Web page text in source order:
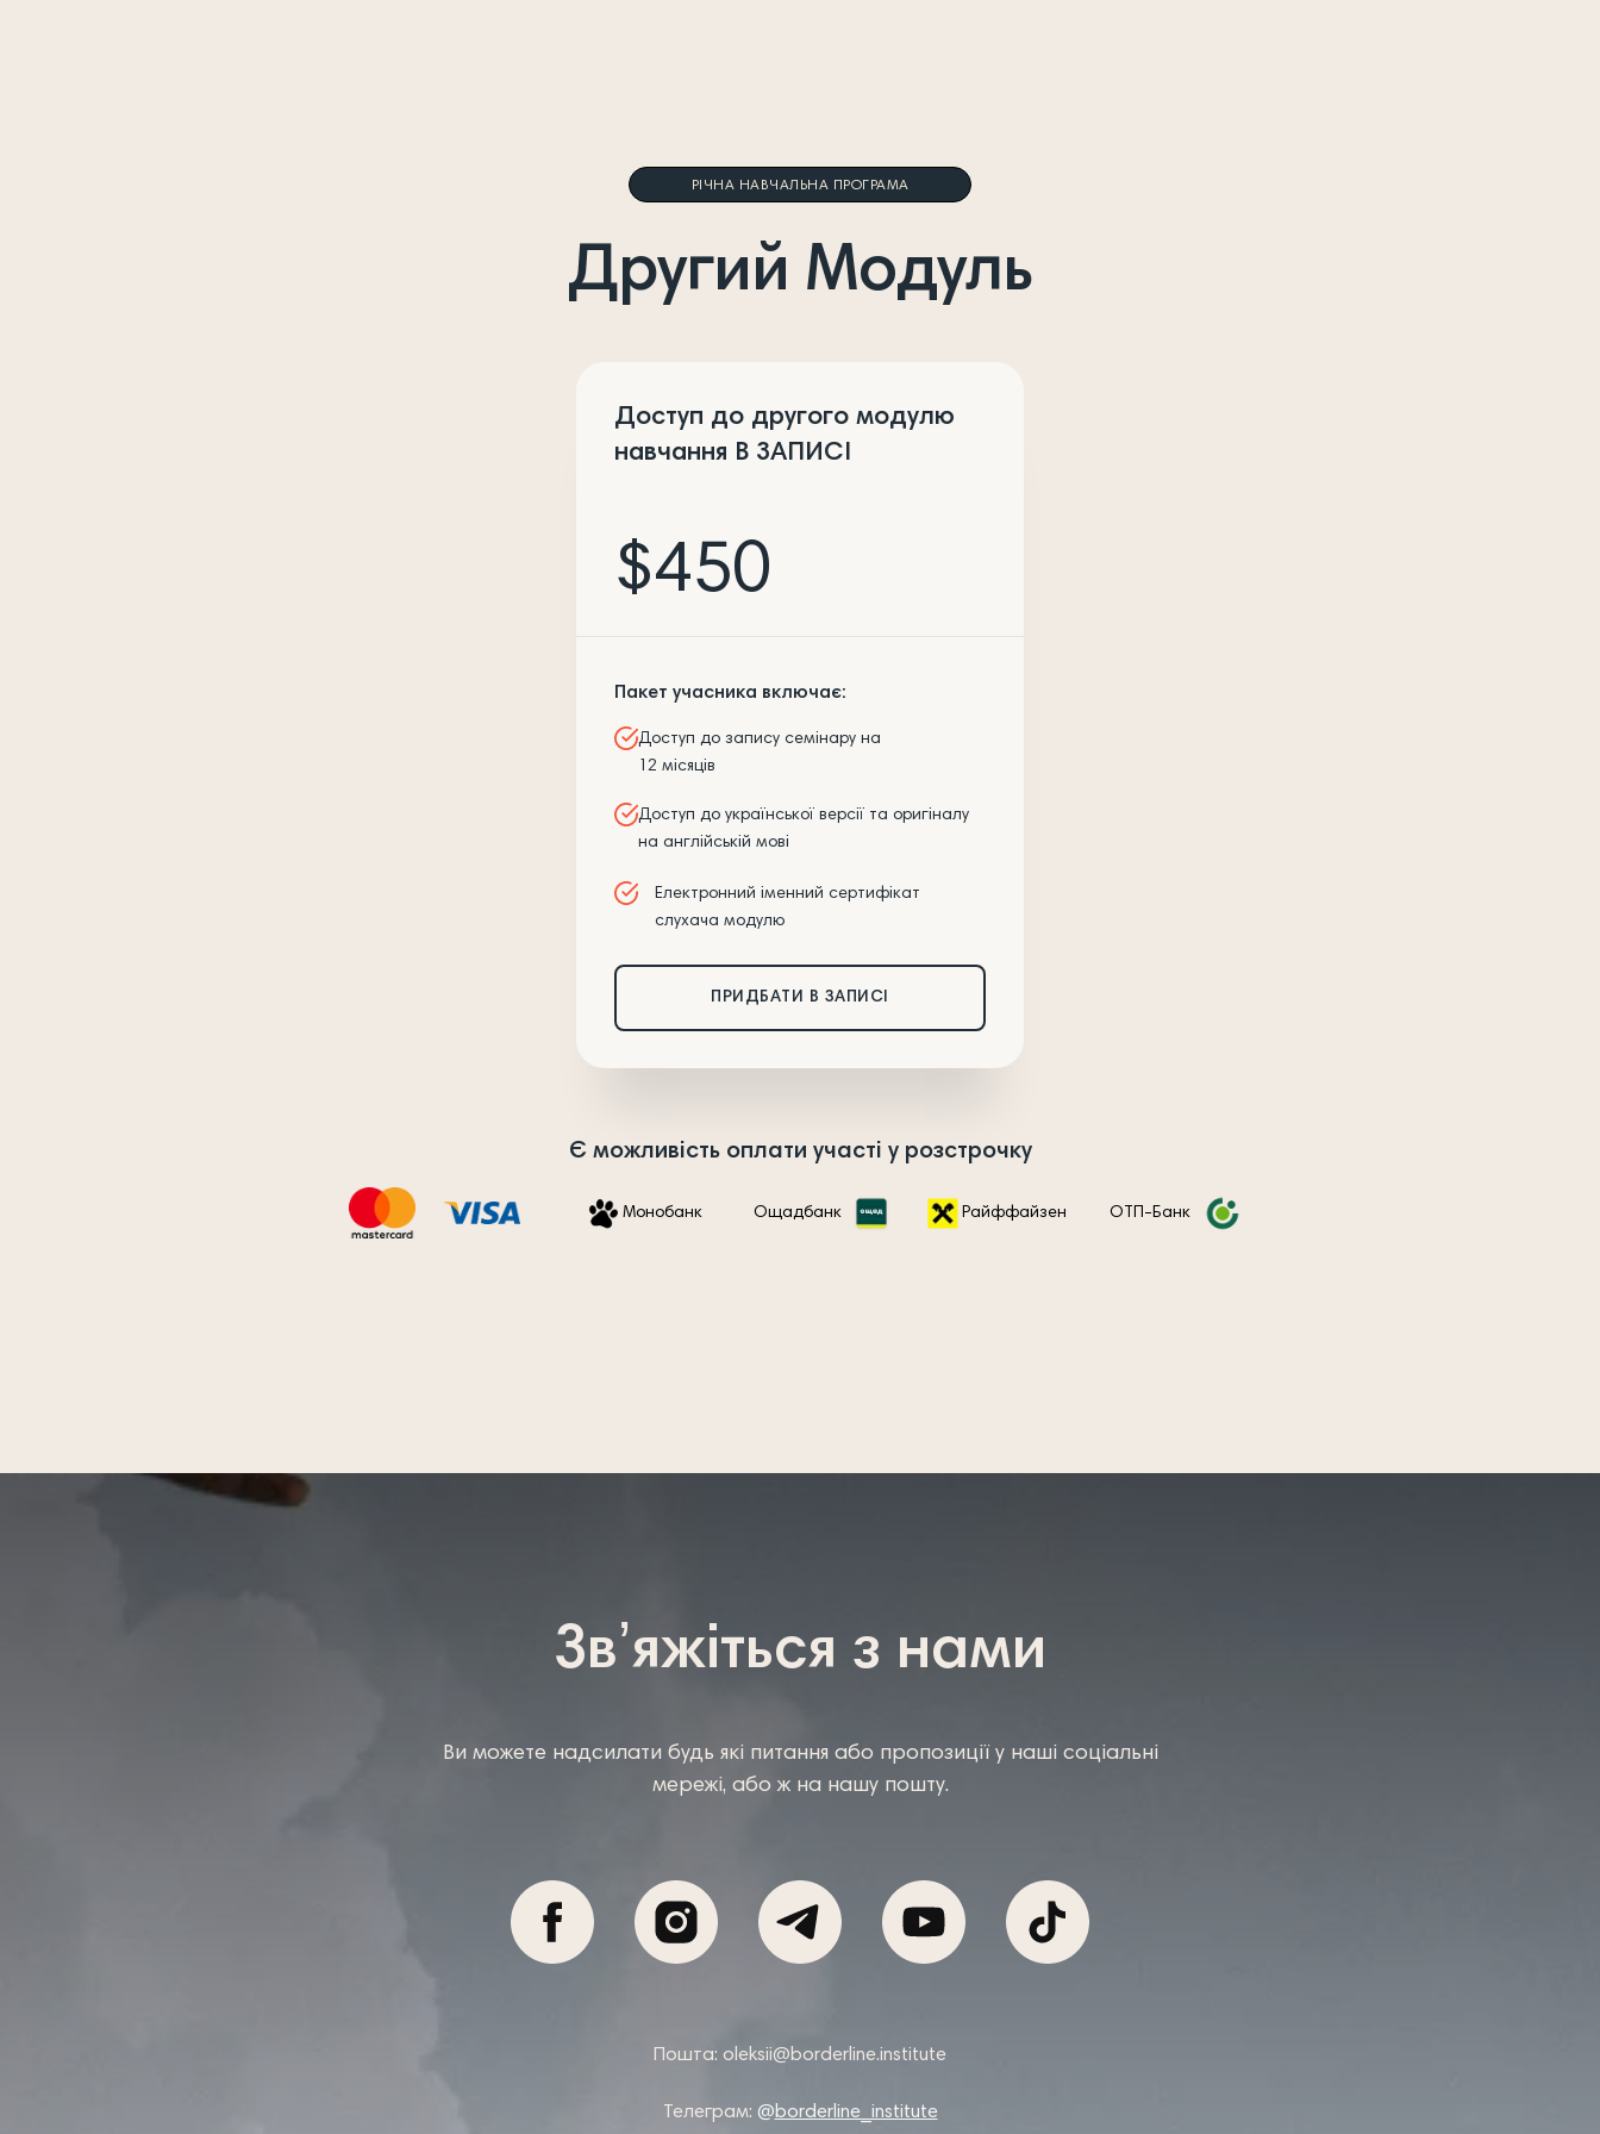
РІЧНА НАВЧАЛЬНА ПРОГРАМА
Другий Модуль
Доступ до другого модулю
навчання В ЗАПИСІ
$450
Пакет учасника включає:
ПРИДБАТИ В ЗАПИСІ
Доступ до запису семінару на
12 місяців
Електронний іменний сертифікат
слухача модулю
Є можливість оплати участі у розстрочку
Доступ до української версії та оригіналу
на англійській мові
ОТП-Банк
Райффайзен
Ощадбанк
Монобанк
Звʼяжіться з нами
Ви можете надсилати будь які питання або пропозиції у наші соціальні
мережі, або ж на нашу пошту.
Пошта: oleksii@borderline.institute
Телеграм: @borderline_institute